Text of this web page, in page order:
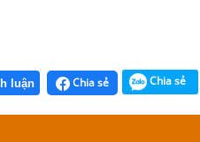
luận Chia sẻ Chia sẻ